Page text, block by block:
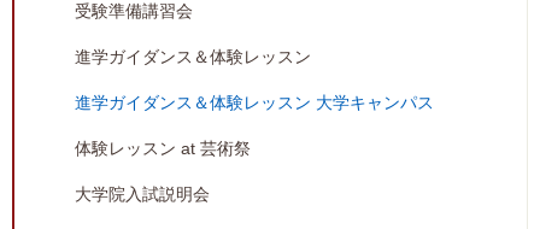
受験準備講習会
進学ガイダンス＆体験レッスン
進学ガイダンス＆体験レッスン 大学キャンパス
体験レッスン at 芸術祭
大学院入試説明会